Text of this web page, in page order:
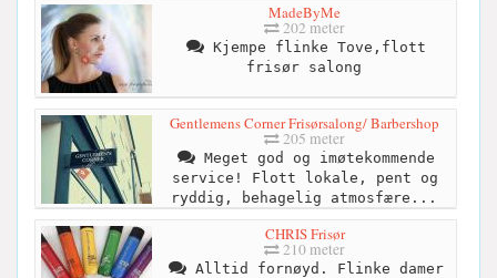
MadeByMe
202 meter
Kjempe flinke Tove,flott
frisør salong
Gentlemens Corner Frisørsalong/ Barbershop
205 meter
Meget god og imøtekommende
service! Flott lokale, pent og
ryddig, behagelig atmosfære...
CHRIS Frisør
210 meter
Alltid fornøyd. Flinke damer